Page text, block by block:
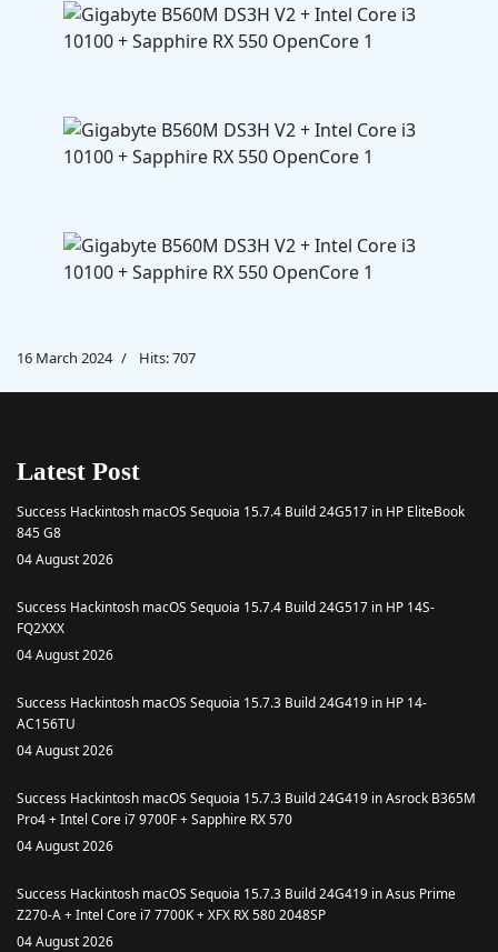
16 March 2024 Hits: 707
Latest Post
Success Hackintosh macOS Sequoia 15.7.4 Build 24G517 in HP EliteBook
845 G8
04 August 2026
Success Hackintosh macOS Sequoia 15.7.4 Build 24G517 in HP 14S-
FQ2XXX
04 August 2026
Success Hackintosh macOS Sequoia 15.7.3 Build 24G419 in HP 14-
AC156TU
04 August 2026
Success Hackintosh macOS Sequoia 15.7.3 Build 24G419 in Asrock B365M
Pro4 + Intel Core i7 9700F + Sapphire RX 570
04 August 2026
Success Hackintosh macOS Sequoia 15.7.3 Build 24G419 in Asus Prime
Z270-A + Intel Core i7 7700K + XFX RX 580 2048SP
04 August 2026